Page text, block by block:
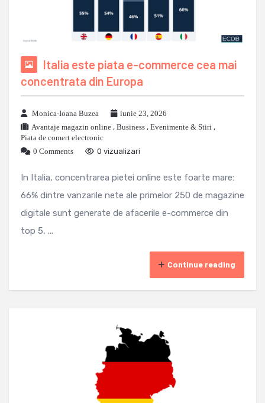
Italia este piata e-commerce cea mai
concentrata din Europa
Monica-Ioana Buzea
iunie 23, 2026
Avantaje magazin online , Business , Evenimente & Stiri ,
Piata de comert electronic
0 Comments
0 vizualizari
In Italia, concentrarea pietei online este foarte mare:
66% dintre vanzarile nete ale primelor 250 de magazine
digitale sunt generate de afacerile e-commerce din
top 5, ...
Continue reading